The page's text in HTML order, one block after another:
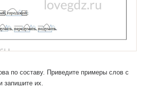
по составу. Приведите при­меры слов с
запишите их.